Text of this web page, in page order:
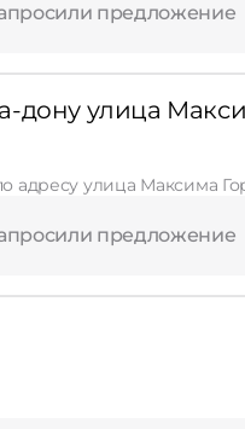
предложение
дону улица
адресу улица Максима
предложение